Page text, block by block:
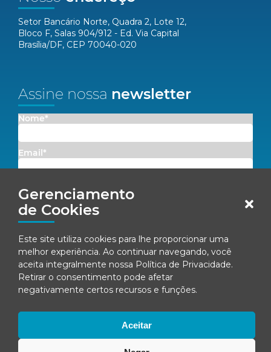
Gerenciamento
de Cookies
Este site utiliza cookies para lhe proporcionar uma
melhor experiência. Ao continuar navegando, você
aceita integralmente nossa Política de Privacidade.
Retirar o consentimento pode afetar
negativamente certos recursos e funções.
Aceitar
Setor Bancário Norte, Quadra 2, Lote 12,
Bloco F, Salas 904/912 - Ed. Via Capital
Brasília/DF, CEP 70040-020
Assine nossa newsletter
Nome*
Email*
Concordo em receber comunicações da Fenacon.
Ao se inscrever, você concorda com nossaPolítica de Privacidade
© Fenacon 2026